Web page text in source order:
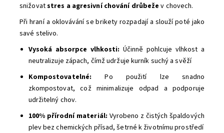
snižovatstres a agresivní chování drůbeže v chovech.
Při hraní a oklovávání se brikety rozpadají a slouží poté jako
savé stelivo.
Vysoká absorpce vlhkosti: Účinně pohlcuje vlhkost a
neutralizuje zápach, čímž udržuje kurník suchý a svěží
Kompostovatelné: Po použití lze snadno
zkompostovat, což minimalizuje odpad a podporuje
udržitelný chov.
100% přírodní materiál: Vyrobeno z čistých špaldových
plev bez chemických přísad, šetrné k životnímu prostředí